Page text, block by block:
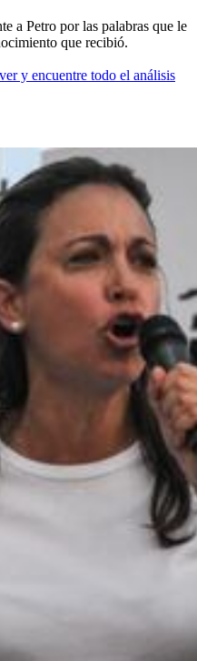
a Petro por las palabras que le
que recibió.
y encuentre todo el análisis